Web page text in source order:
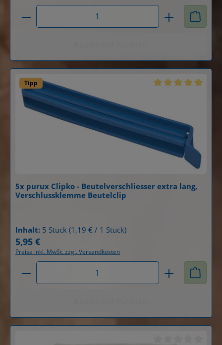
Produkt Anzahl: Gib den gewünschten Wert
Tipp
Details
5x purux Clipko - Beutelverschliesser extra lang,
Verschlussklemme Beutelclip
Inhalt: 5 Stück(1,19 € / 1 Stück)
Regulärer Preis:
5,95 €
Preise inkl. MwSt. zzgl. Versandkosten
Produkt Anzahl: Gib den gewünschten Wert